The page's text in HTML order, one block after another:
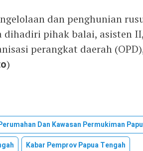
dan penghunian
dihadiri pihak balai, asisten
perangkat daerah
)
Dan Kawasan Permukiman
Kabar Pemprov Papua Tengah